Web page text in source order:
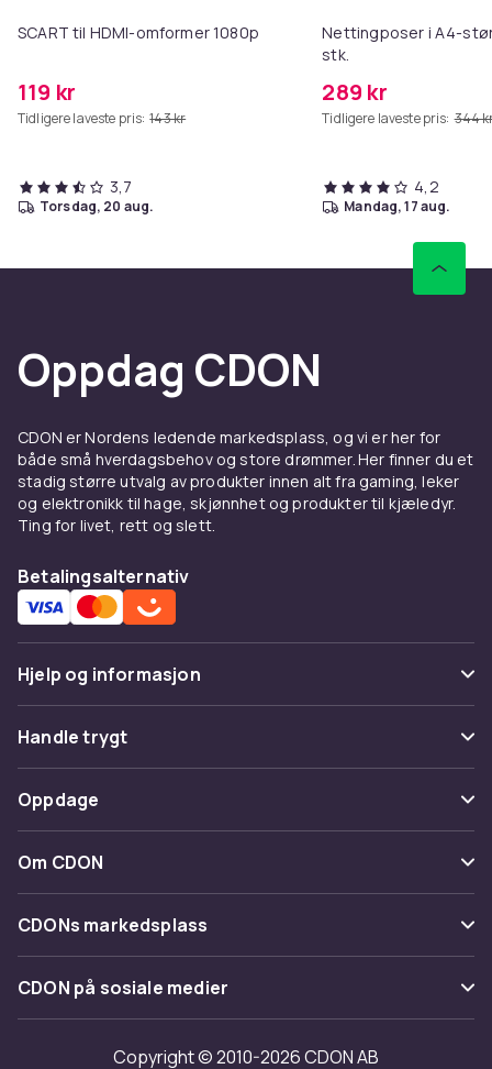
SCART til HDMI-omformer 1080p
119 kr
Tidligere laveste pris: 143 kr
3,7
torsdag, 20 aug.
Nettingposer i A4-
stk.
289 kr
Tidligere laveste pris: 344
4,2
mandag, 17 aug.
Oppdag CDON
CDON er Nordens ledende markedsplass, og vi er her for
både små hverdagsbehov og store drømmer. Her finner du et
stadig større utvalg av produkter innen alt fra gaming, leker
og elektronikk til hage, skjønnhet og produkter til kjæledyr.
Ting for livet, rett og slett.
Betalingsalternativ
Hjelp og informasjon
Vanlige spørsmål
Spor pakke
Angre & returner her
Kontakt oss
Handle trygt
Betaling
Levering
Tilbakekallinger
Oppdage
Kategorier
Varemerker
Om CDON
Om oss
Kundeanmeldelser
Jobbe på CDON
Investor relations
CDONs markedsplass
Merchant Help Center
CDON på sosiale medier
Copyright © 2010-2026 CDON AB